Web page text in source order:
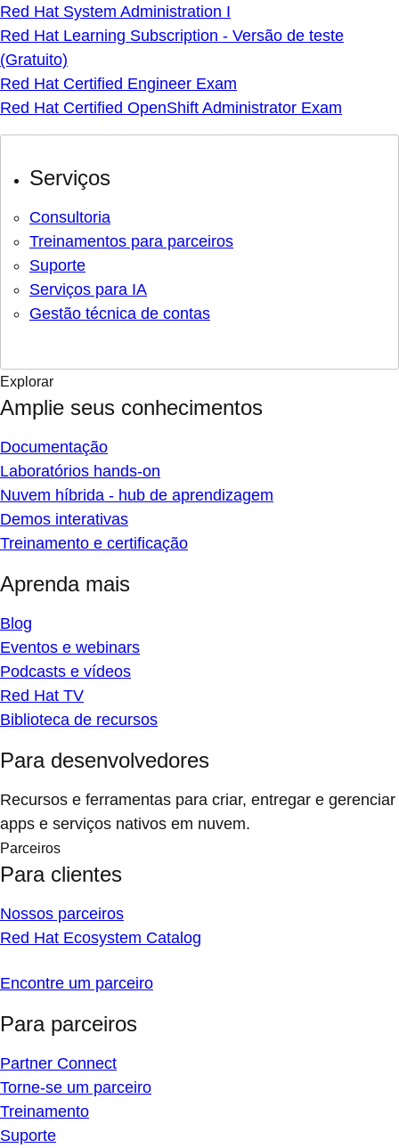
Red Hat System Administration I
Red Hat Learning Subscription - Versão de teste
(Gratuito)
Red Hat Certified Engineer Exam
Red Hat Certified OpenShift Administrator Exam
Serviços
Consultoria
Treinamentos para parceiros
Suporte
Serviços para IA
Gestão técnica de contas
Explorar
Amplie seus conhecimentos
Documentação
Laboratórios hands-on
Nuvem híbrida - hub de aprendizagem
Demos interativas
Treinamento e certificação
Aprenda mais
Blog
Eventos e webinars
Podcasts e vídeos
Red Hat TV
Biblioteca de recursos
Para desenvolvedores
Recursos e ferramentas para criar, entregar e gerenciar
apps e serviços nativos em nuvem.
Parceiros
Para clientes
Nossos parceiros
Red Hat Ecosystem Catalog
Encontre um parceiro
Para parceiros
Partner Connect
Torne-se um parceiro
Treinamento
Suporte